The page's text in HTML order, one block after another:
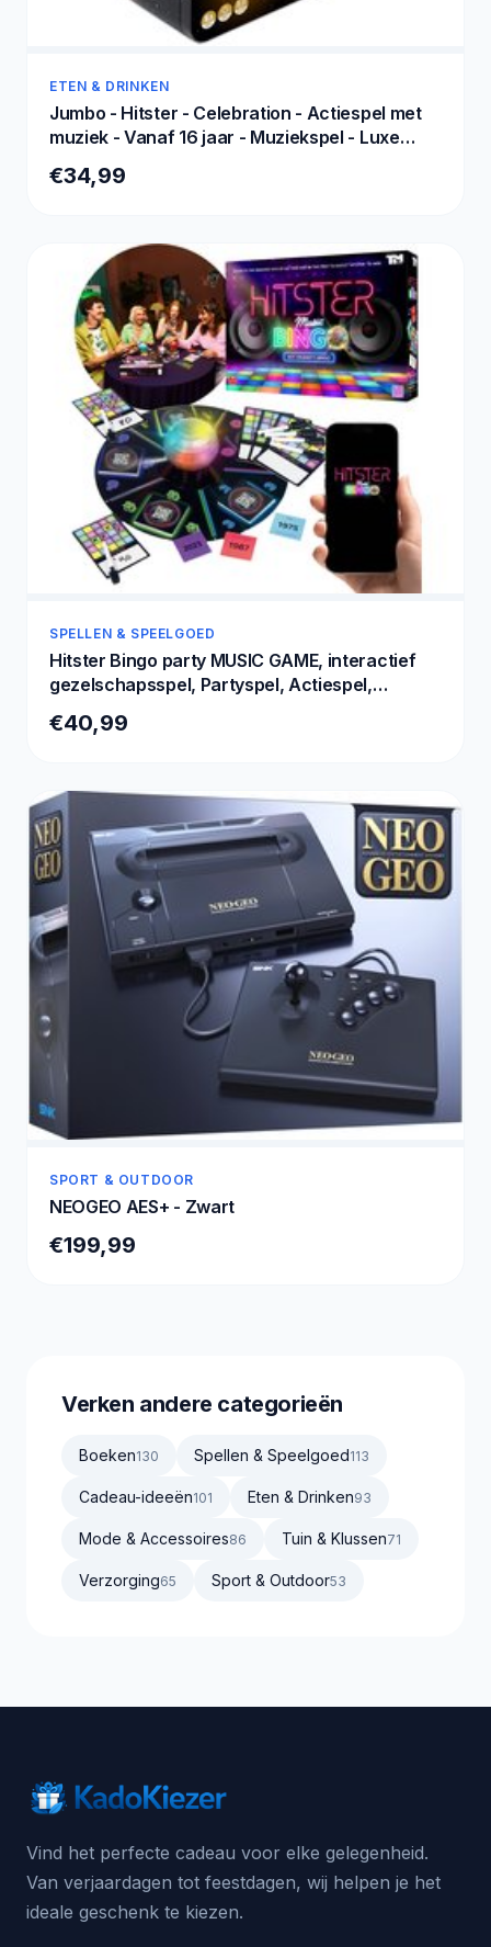
ETEN & DRINKEN
Jumbo - Hitster - Celebration - Actiespel met
muziek - Vanaf 16 jaar - Muziekspel - Luxe
€34,99
SPELLEN & SPEELGOED
Hitster Bingo party MUSIC GAME, interactief
gezelschapsspel, Partyspel, Actiespel,
€40,99
SPORT & OUTDOOR
NEOGEO AES+ - Zwart
€199,99
Verken andere categorieën
Boeken130 Spellen & Speelgoed113
Cadeau-ideeën101 Eten & Drinken93
Mode & Accessoires86 Tuin & Klussen71
Verzorging65 Sport & Outdoor53
Vind het perfecte cadeau voor elke gelegenheid.
Van verjaardagen tot feestdagen, wij helpen je het
ideale geschenk te kiezen.